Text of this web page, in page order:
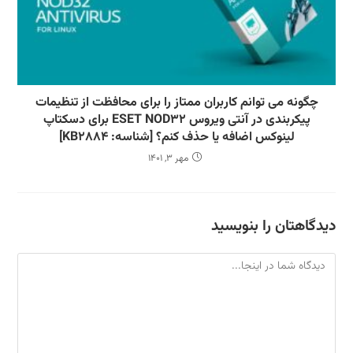
چگونه می توانم کاربران ممتاز را برای محافظت از تنظیمات
پیکربندی در آنتی ویروس ESET NOD32 برای دسکتاپ
لینوکس اضافه یا حذف کنم؟ [شناسه: KB2884]
مهر 3, 1401
دیدگاهتان را بنویسید
دیدگاه